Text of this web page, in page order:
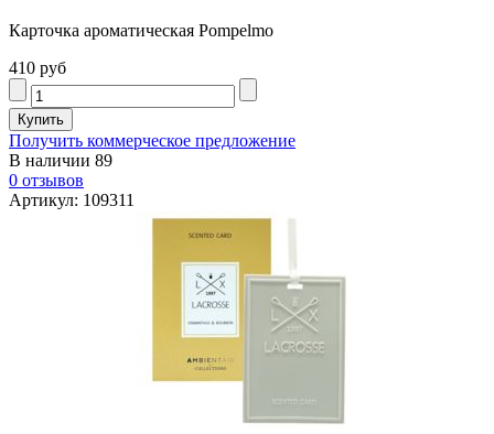
Карточка ароматическая Pompelmo
410 руб
Получить коммерческое предложение
В наличии 89
0 отзывов
Артикул: 109311